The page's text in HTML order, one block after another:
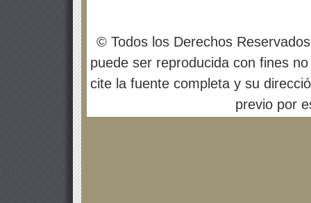
© Todos los Derechos
puede ser reproducida con fines
cite la fuente completa y su
previo por